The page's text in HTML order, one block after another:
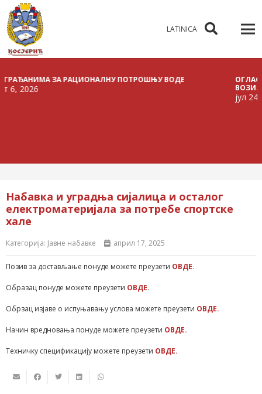
LATINICA
ЗА РАЦИОНАЛНУ ПОТРОШЊУ ВОДЕ
ОГЛАС О
ВОЗИЛА
јул 24, 2026
Набавка и уградња сијалица и осталог
електроматеријала за потребe спортске
хале
Категорија: Јавне набавке април 17, 2025
Позив за достављање понуде можете преузети ОВДЕ.
Образац понуде можете преузети ОВДЕ.
Обрзац изјаве о испуњавању услова можете преузети ОВДЕ.
Начин вредновања понуде можете преузети ОВДЕ.
Техничку спецификацију можете преузети ОВДЕ.